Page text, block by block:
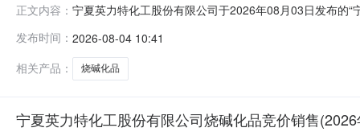
正文内容： 宁夏英力特化工股份有限公司于2026年08月03日发布的
布平台：国能e商（网址：www.e-ceic.com）宁夏英力特
发布时间： 2026-08-04 10:41
相关产品：
烧碱化品
宁夏英力特化工股份有限公司烧碱化品竞价销售